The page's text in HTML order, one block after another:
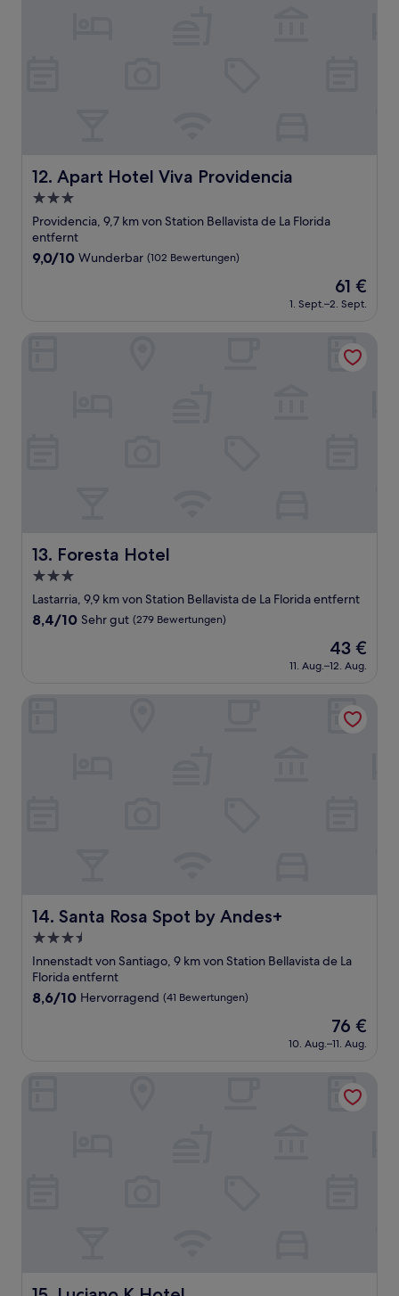
12. Apart Hotel Viva Providencia
Apart Hotel Viva Providencia
3.0-
Sterne-
Unterkunft
Providencia, 9,7 km von Station Bellavista de La Florida
entfernt
9.0
Bewertungen)
9,0/10 Wunderbar (102 Bewertungen)
Der
Preis
beträgt
61 €
1. Sept.–2. Sept.
13. Foresta Hotel
Foresta Hotel
3.0-
Sterne-
Unterkunft
Lastarria, 9,9 km von Station Bellavista de La Florida entfernt
8.4
(279
8,4/10 Sehr gut (279 Bewertungen)
Der
Preis
beträgt
43 €
11. Aug.–12. Aug.
14. Santa Rosa Spot by Andes+
Santa Rosa Spot by Andes+
3.5-
Sterne-
Unterkunft
Innenstadt von Santiago, 9 km von Station Bellavista de La
Florida entfernt
8.6
Bewertungen)
8,6/10 Hervorragend (41 Bewertungen)
Der
Preis
beträgt
76 €
10. Aug.–11. Aug.
Luciano K Hotel